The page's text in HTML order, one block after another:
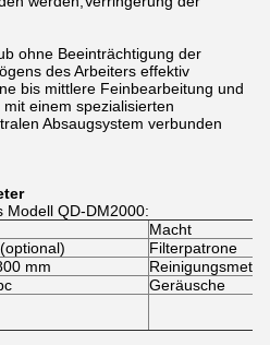
ohne Beeinträchtigung der
des Arbeiters effektiv
bis mittlere Feinbearbeitung und
einem spezialisierten
Absaugsystem verbunden
Modell QD-DM2000:
Macht
Filterpatrone
mm
Geräusche